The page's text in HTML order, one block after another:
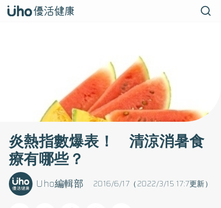
炎熱指數爆表！ 清涼消暑食
療有哪些？
2016/6/17（2022/3/15 17:7更新）
Uho編輯部